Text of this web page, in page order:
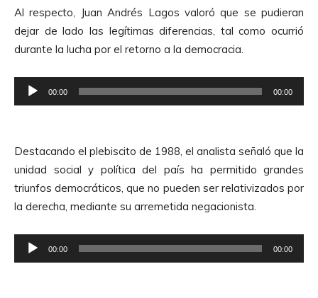
r
d
e
A
o
Al respecto, Juan Andrés Lagos valoró que se pudieran
dejar de lado las legítimas diferencias, tal como ocurrió
durante la lucha por el retorno a la democracia.
e
o
d
u
c
t
00:00 00:00
Destacando el plebiscito de 1988, el analista señaló que la
unidad social y política del país ha permitido grandes
triunfos democráticos, que no pueden ser relativizados por
la derecha, mediante su arremetida negacionista.
e
00:00 00:00